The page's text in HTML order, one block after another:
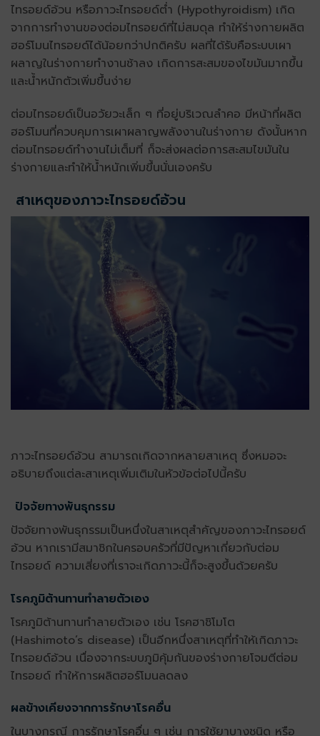
ไทรอยด์อ้วน หรือภาวะไทรอยด์ต่ำ (Hypothyroidism) เกิด
จากการทำงานของต่อมไทรอยด์ที่ไม่สมดุล ทำให้ร่างกายผลิต
ฮอร์โมนไทรอยด์ได้น้อยกว่าปกติครับ ผลที่ได้รับคือระบบเผา
ผลาญในร่างกายทำงานช้าลง เกิดการสะสมของไขมันมากขึ้น
และน้ำหนักตัวเพิ่มขึ้นง่าย
ต่อมไทรอยด์เป็นอวัยวะเล็ก ๆ ที่อยู่บริเวณลำคอ มีหน้าที่ผลิต
ฮอร์โมนที่ควบคุมการเผาผลาญพลังงานในร่างกาย ดังนั้นหาก
ต่อมไทรอยด์ทำงานไม่เต็มที่ ก็จะส่งผลต่อการสะสมไขมันใน
ร่างกายและทำให้น้ำหนักเพิ่มขึ้นนั่นเองครับ
สาเหตุของภาวะไทรอยด์อ้วน
ภาวะไทรอยด์อ้วน สามารถเกิดจากหลายสาเหตุ ซึ่งหมอจะ
อธิบายถึงแต่ละสาเหตุเพิ่มเติมในหัวข้อต่อไปนี้ครับ
ปัจจัยทางพันธุกรรม
ปัจจัยทางพันธุกรรมเป็นหนึ่งในสาเหตุสำคัญของภาวะไทรอยด์
อ้วน หากเรามีสมาชิกในครอบครัวที่มีปัญหาเกี่ยวกับต่อม
ไทรอยด์ ความเสี่ยงที่เราจะเกิดภาวะนี้ก็จะสูงขึ้นด้วยครับ
โรคภูมิต้านทานทำลายตัวเอง
โรคภูมิต้านทานทำลายตัวเอง เช่น โรคฮาชิโมโต
(Hashimoto’s disease) เป็นอีกหนึ่งสาเหตุที่ทำให้เกิดภาวะ
ไทรอยด์อ้วน เนื่องจากระบบภูมิคุ้มกันของร่างกายโจมตีต่อม
ไทรอยด์ ทำให้การผลิตฮอร์โมนลดลง
ผลข้างเคียงจากการรักษาโรคอื่น
ในบางกรณี การรักษาโรคอื่น ๆ เช่น การใช้ยาบางชนิด หรือ